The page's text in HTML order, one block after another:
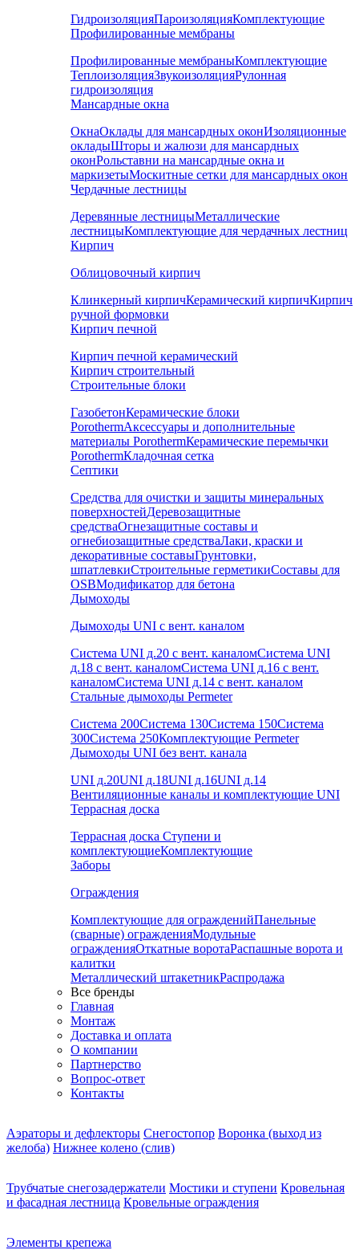
ГидроизоляцияПароизоляцияКомплектующие
Профилированные мембраны
Профилированные мембраныКомплектующие
ТеплоизоляцияЗвукоизоляцияРулонная
гидроизоляция
Мансардные окна
ОкнаОклады для мансардных оконИзоляционные
окладыШторы и жалюзи для мансардных
оконРольставни на мансардные окна и
маркизетыМоскитные сетки для мансардных окон
Чердачные лестницы
Деревянные лестницыМеталлические
лестницыКомплектующие для чердачных лестниц
Кирпич
Облицовочный кирпич
Клинкерный кирпичКерамический кирпичКирпич
ручной формовки
Кирпич печной
Кирпич печной керамический
Кирпич строительный
Строительные блоки
ГазобетонКерамические блоки
PorothermАксессуары и дополнительные
материалы PorothermКерамические перемычки
PorothermКладочная сетка
Септики
Средства для очистки и защиты минеральных
поверхностейДеревозащитные
средстваОгнезащитные составы и
огнебиозащитные средстваЛаки, краски и
декоративные составыГрунтовки,
шпатлевкиСтроительные герметикиСоставы для
OSBМодификатор для бетона
Дымоходы
Дымоходы UNI с вент. каналом
Система UNI д.20 с вент. каналомСистема UNI
д.18 с вент. каналомСистема UNI д.16 с вент.
каналомСистема UNI д.14 с вент. каналом
Стальные дымоходы Permeter
Система 200Система 130Система 150Система
300Система 250Комплектующие Permeter
Дымоходы UNI без вент. канала
UNI д.20UNI д.18UNI д.16UNI д.14
Вентиляционные каналы и комплектующие UNI
Террасная доска
Террасная доска Ступени и
комплектующиеКомплектующие
Заборы
Ограждения
Комплектующие для огражденийПанельные
(сварные) огражденияМодульные
огражденияОткатные воротаРаспашные ворота и
калитки
Металлический штакетникРаспродажа
Все бренды
Главная
Монтаж
Доставка и оплата
О компании
Партнерство
Вопрос-ответ
Контакты
Аэраторы и дефлекторы Снегостопор Воронка (выход из
желоба) Нижнее колено (слив)
Трубчатые снегозадержатели Мостики и ступени Кровельная
и фасадная лестница Кровельные ограждения
Элементы крепежа